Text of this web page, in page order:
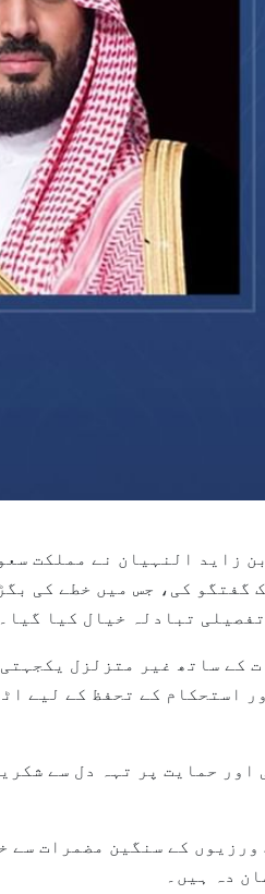
شیخ محمد بن زاید النہیان نے
کی، جس میں خطے کی
تبادلہ خیال کیا گیا۔
کے ساتھ غیر متزلزل
استحکام کے تحفظ کے لیے
حمایت پر تہہ دل سے
کے سنگین مضمرات
دہ ہیں۔